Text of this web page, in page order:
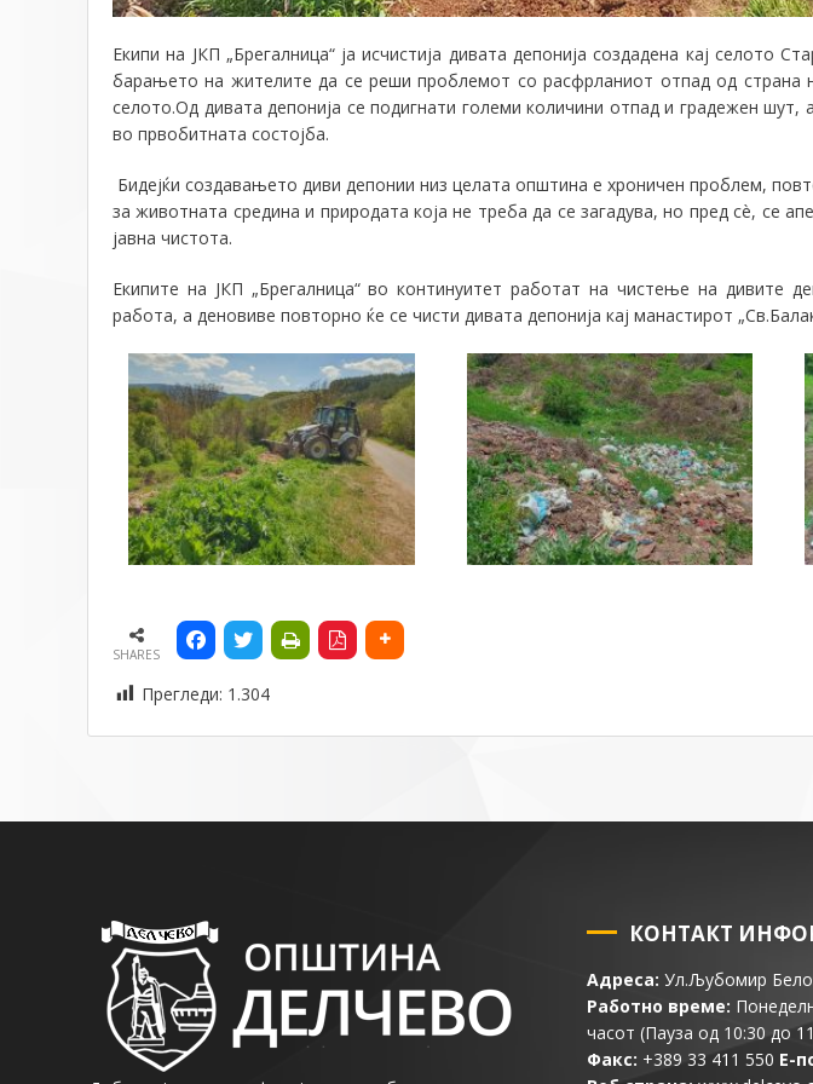
Екипи на ЈКП „Брегалница“ ја исчистија дивата депонија создадена кај селото
барањето на жителите да се реши проблемот со расфрланиот отпад од страна
селото.Од дивата депонија се подигнати големи количини отпад и градежен шут,
во првобитната состојба.
Бидејќи создавањето диви депонии низ целата општина е хроничен проблем,
за животната средина и природата која не треба да се загадува, но пред сè, се
јавна чистота.
Екипите на ЈКП „Брегалница“ во континуитет работат на чистење на дивите
работа, а деновиве повторно ќе се чисти дивата депонија кај манастирот
SHARES
Прегледи: 1.304
КОНТАКТ
Адреса: Ул.Љубомир
Работно време:
часот (Пауза од 10:30 до
Факс: +389 33 411 550 Е-